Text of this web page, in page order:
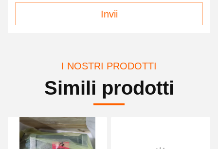
Invii
I NOSTRI PRODOTTI
Simili prodotti